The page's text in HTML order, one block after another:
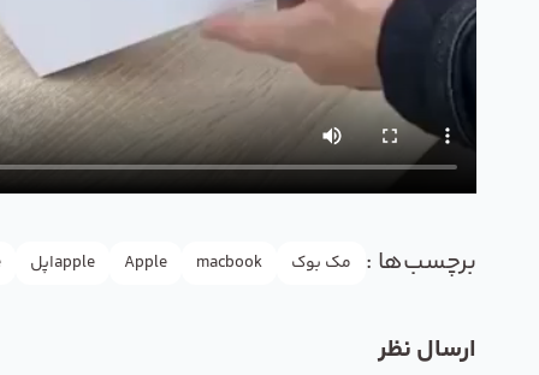
برچسب‌ها : مک بوک macbook
Apple appleاپل
ارسال نظر